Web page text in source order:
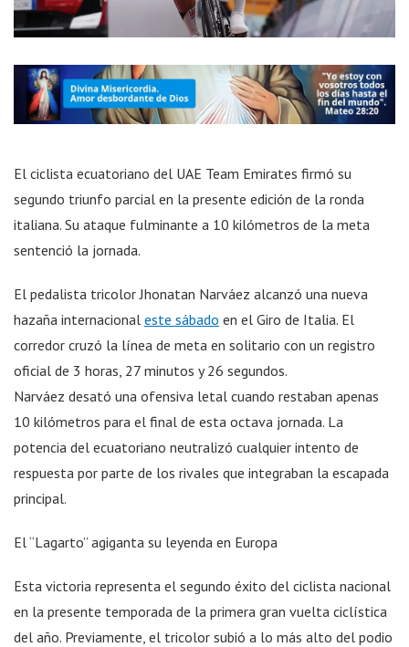
El ciclista ecuatoriano del UAE Team Emirates firmó su
segundo triunfo parcial en la presente edición de la ronda
italiana. Su ataque fulminante a 10 kilómetros de la meta
sentenció la jornada.
El pedalista tricolor Jhonatan Narváez alcanzó una nueva
hazaña internacional este sábado en el Giro de Italia. El
corredor cruzó la línea de meta en solitario con un registro
oficial de 3 horas, 27 minutos y 26 segundos.
Narváez desató una ofensiva letal cuando restaban apenas
10 kilómetros para el final de esta octava jornada. La
potencia del ecuatoriano neutralizó cualquier intento de
respuesta por parte de los rivales que integraban la escapada
principal.
El “Lagarto” agiganta su leyenda en Europa
Esta victoria representa el segundo éxito del ciclista nacional
en la presente temporada de la primera gran vuelta ciclística
del año. Previamente, el tricolor subió a lo más alto del podio